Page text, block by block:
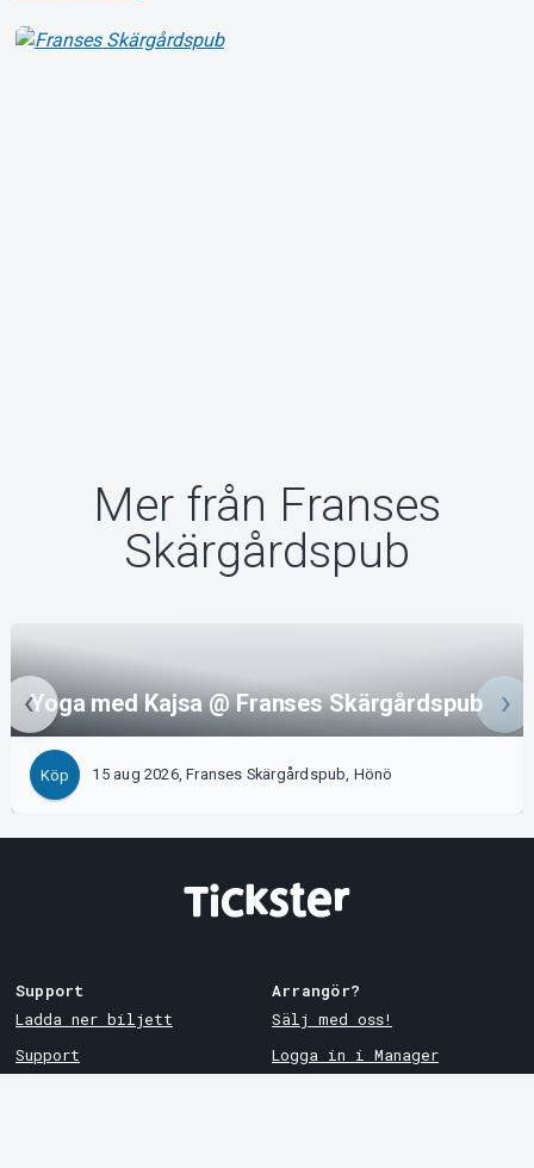
Mer från Franses
Skärgårdspub
Yoga med Kajsa @ Franses Skärgårdspub
Köp 15 aug 2026, Franses Skärgårdspub, Hönö
Support
Ladda ner biljett
Support
Arrangör?
Sälj med oss!
Logga in i Manager